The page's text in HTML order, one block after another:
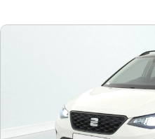
Equipement